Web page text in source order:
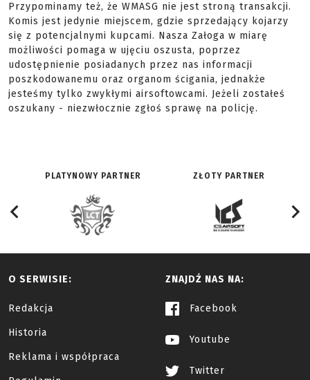
Przypominamy też, że WMASG nie jest stroną transakcji.
Komis jest jedynie miejscem, gdzie sprzedający kojarzy
się z potencjalnymi kupcami. Nasza Załoga w miarę
możliwości pomaga w ujęciu oszusta, poprzez
udostępnienie posiadanych przez nas informacji
poszkodowanemu oraz organom ścigania, jednakże
jesteśmy tylko zwykłymi airsoftowcami. Jeżeli zostałeś
oszukany - niezwłocznie zgłoś sprawę na policję.
PLATYNOWY PARTNER ZŁOTY PARTNER
O SERWISIE:
Redakcja
Historia
Reklama i współpraca
ZNAJDŹ NAS NA:
Facebook
Youtube
Twitter